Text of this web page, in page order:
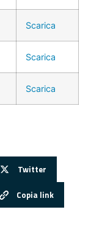
Scarica
Scarica
Scarica
Twitter
Copia link